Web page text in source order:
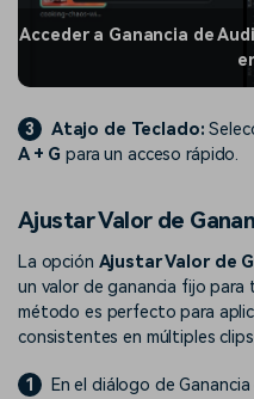
Acceder a Ganancia de
3 Atajo de Teclado:
A + G para un acceso rápido.
Ajustar Valor de
La opción Ajustar Valor de
un valor de ganancia fijo para
método es perfecto para
consistentes en múltiples
1 En el diálogo de